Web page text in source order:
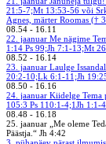
21:5-7;Mt 13:53-56 või
Agnes, märter Roomas (†
08.54 - 16.11
22. jaanuar Me nägime
1:14 Ps 99;Jh 7:1-13;Mt
08.52 - 16.14
23. jaanuar Laulge
20:2-10;Lk 6:1-11;Jh
08.50 - 16.16
24. jaanuar Kiidelge Tema
105:3 Ps 110:1-4;1Jh 1:1-
08.48 - 16.18
25. jaanuar
„Me oleme
Päästja.“ Jh 4:42